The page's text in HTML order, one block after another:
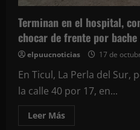
Terminan en el hospital,
chocar de frente por bache
elpuucnoticias 17 de
En Ticul, La Perla del Sur,
la calle 40 por 17, en...
Leer MásLeer
más